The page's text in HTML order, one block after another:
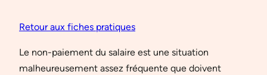
Retour aux fiches pratiques
Le non-paiement du salaire est une situation
malheureusement assez fréquente que doivent